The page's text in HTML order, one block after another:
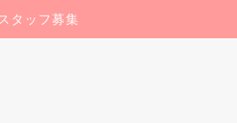
タッフ募集